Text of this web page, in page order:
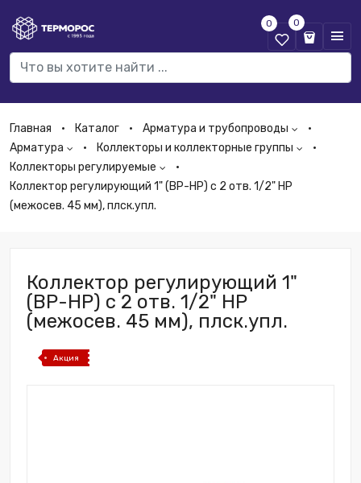
0 0
Главная Каталог
Арматура и трубопроводы
Арматура
Коллекторы и коллекторные группы
Коллекторы регулируемые
Коллектор регулирующий 1" (ВР-НР) с 2 отв. 1/2" НР
(межосев. 45 мм), плск.упл.
Коллектор регулирующий 1"
(ВР-НР) с 2 отв. 1/2" НР
(межосев. 45 мм), плск.упл.
Акция